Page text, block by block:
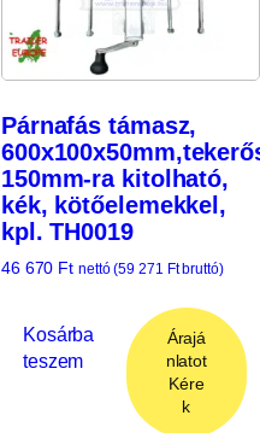
Párnafás támasz,
150mm-ra kitolható,
kék, kötőelemekkel,
kpl. TH0019
46 670 Ft nettó (59 271 Ftbruttó)
Kosárba
teszem
Árajá
nlatot
Kére
k